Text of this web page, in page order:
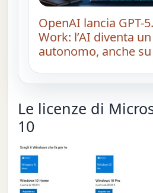
OpenAI lancia GPT-
Work: l’AI diventa
autonomo, anche
Le licenze di
10